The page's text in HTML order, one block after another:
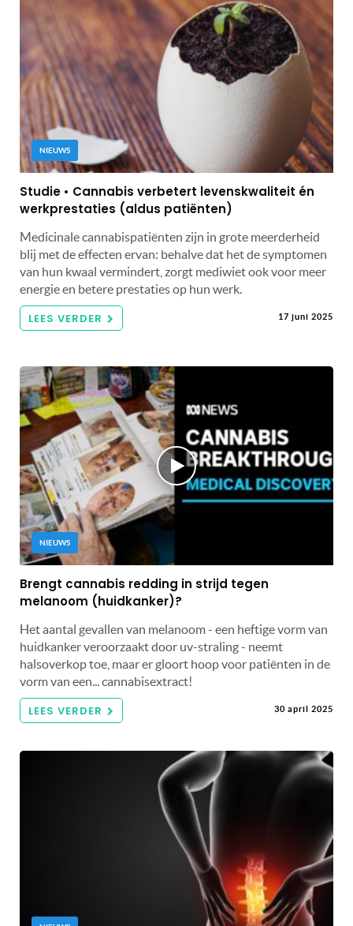
NIEUWS
Studie • Cannabis verbetert levenskwaliteit én
werkprestaties (aldus patiënten)
Medicinale cannabispatiënten zijn in grote meerderheid
blij met de effecten ervan: behalve dat het de symptomen
van hun kwaal vermindert, zorgt mediwiet ook voor meer
energie en betere prestaties op hun werk.
LEES VERDER 17 juni 2025
NIEUWS
Brengt cannabis redding in strijd tegen
melanoom (huidkanker)?
Het aantal gevallen van melanoom - een heftige vorm van
huidkanker veroorzaakt door uv-straling - neemt
halsoverkop toe, maar er gloort hoop voor patiënten in de
vorm van een... cannabisextract!
LEES VERDER 30 april 2025